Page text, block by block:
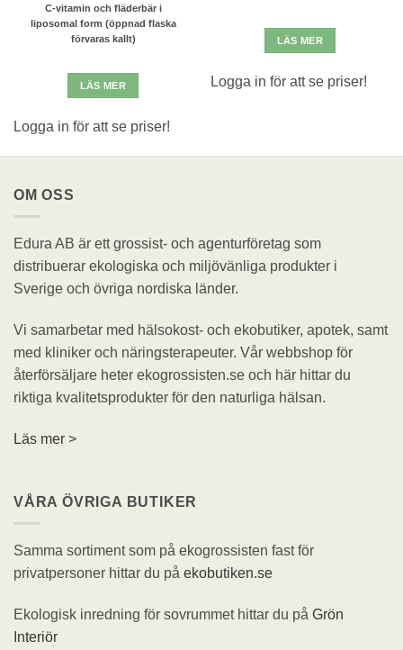
C-vitamin och fläderbär i
liposomal form (öppnad flaska
förvaras kallt)
LÄS MER
Logga in för att se priser!
LÄS MER
Logga in för att se priser!
OM OSS
Edura AB är ett grossist- och agenturföretag som
distribuerar ekologiska och miljövänliga produkter i
Sverige och övriga nordiska länder.
Vi samarbetar med hälsokost- och ekobutiker, apotek, samt
med kliniker och näringsterapeuter. Vår webbshop för
återförsäljare heter ekogrossisten.se och här hittar du
riktiga kvalitetsprodukter för den naturliga hälsan.
Läs mer >
VÅRA ÖVRIGA BUTIKER
Samma sortiment som på ekogrossisten fast för
privatpersoner hittar du på ekobutiken.se
Ekologisk inredning för sovrummet hittar du på Grön
Interiör